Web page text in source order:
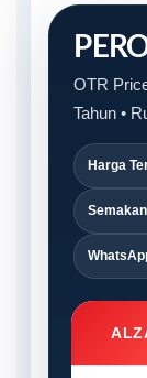
OTR
Tahun •
Harga